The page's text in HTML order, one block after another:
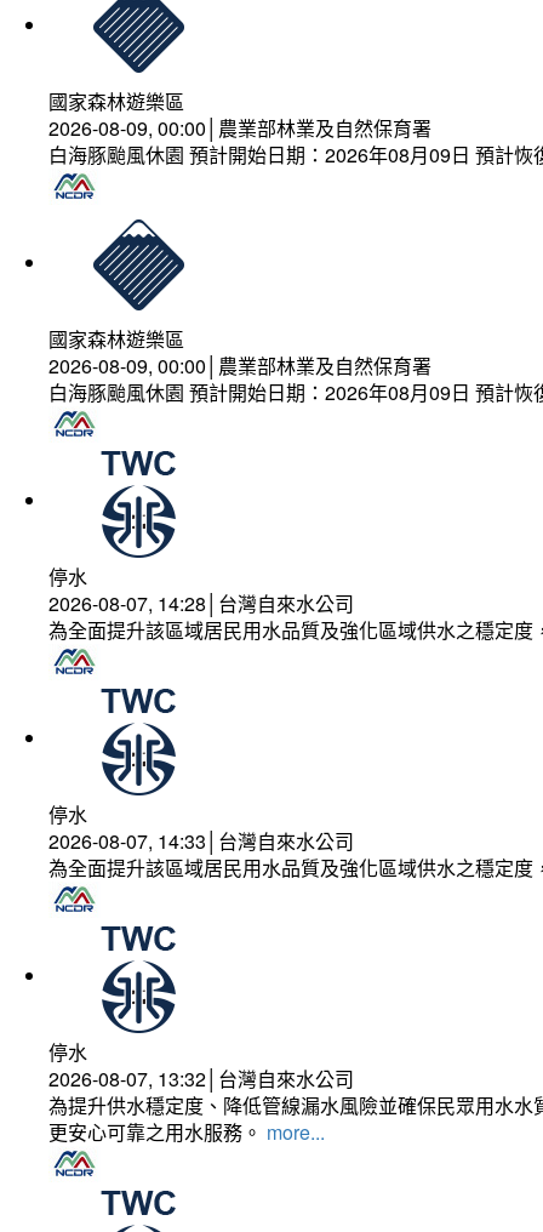
國家森林遊樂區
2026-08-09, 00:00│農業部林業及自然保育署
白海豚颱風休園 預計開始日期：2026年08月09日 預計
國家森林遊樂區
2026-08-09, 00:00│農業部林業及自然保育署
白海豚颱風休園 預計開始日期：2026年08月09日 預計
停水
2026-08-07, 14:28│台灣自來水公司
為全面提升該區域居民用水品質及強化區域供水之穩定
停水
2026-08-07, 14:33│台灣自來水公司
為全面提升該區域居民用水品質及強化區域供水之穩定
停水
2026-08-07, 13:32│台灣自來水公司
為提升供水穩定度、降低管線漏水風險並確保民眾用水
更安心可靠之用水服務。 more...